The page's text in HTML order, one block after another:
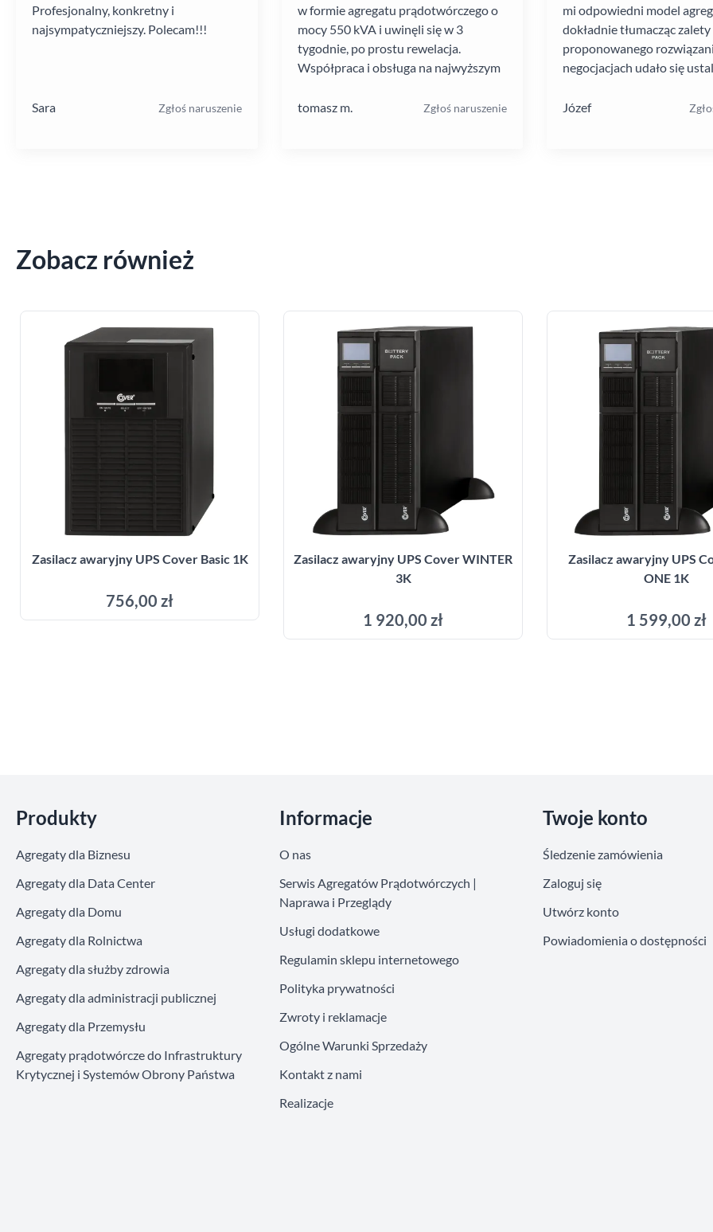
Profesjonalny, konkretny i
najsympatyczniejszy. Polecam!!!
Sara Zgłoś naruszenie
w formie agregatu prądotwórczego o
mocy 550 kVA i uwinęli się w 3
tygodnie, po prostu rewelacja.
Współpraca i obsługa na najwyższym
tomasz m.
Zgłoś naruszenie
mi odpowiedni model
dokładnie tłumacząc zalety
proponowanego
negocjacjach udało się
szybko i schludnie.
Józef
Zobacz również
Zasilacz awaryjny UPS Cover Basic 1K
756,00 zł
Zasilacz awaryjny UPS Cover WINTER
3K
1 920,00 zł
Zasilacz awaryjny UPS
ONE 1K
1 599,00 zł
Produkty
Agregaty dla Biznesu
Agregaty dla Data Center
Agregaty dla Domu
Agregaty dla Rolnictwa
Agregaty dla służby zdrowia
Agregaty dla administracji publicznej
Agregaty dla Przemysłu
Agregaty prądotwórcze do Infrastruktury
Krytycznej i Systemów Obrony Państwa
Informacje
O nas
Serwis Agregatów Prądotwórczych |
Naprawa i Przeglądy
Usługi dodatkowe
Regulamin sklepu internetowego
Polityka prywatności
Zwroty i reklamacje
Ogólne Warunki Sprzedaży
Kontakt z nami
Realizacje
Twoje konto
Śledzenie zamówienia
Zaloguj się
Utwórz konto
Powiadomienia o dostępności